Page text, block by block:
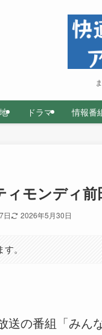
ドラマ 情報番
モンディ
日 2026年5月30日
。
の番組「みん